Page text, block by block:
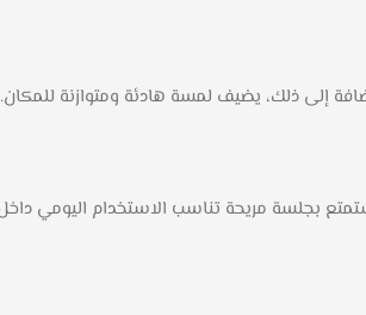
إلى ذلك، يضيف لمسة هادئة ومتوازنة للمكان.